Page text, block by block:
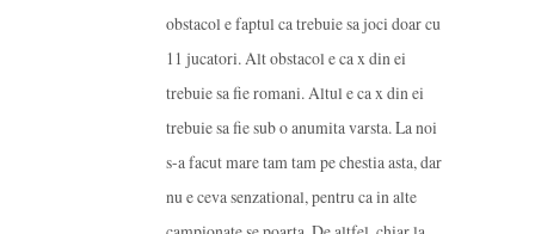
obstacol e faptul ca trebuie sa joci doar cu
11 jucatori. Alt obstacol e ca x din ei
trebuie sa fie romani. Altul e ca x din ei
trebuie sa fie sub o anumita varsta. La noi
s-a facut mare tam tam pe chestia asta, dar
nu e ceva senzational, pentru ca in alte